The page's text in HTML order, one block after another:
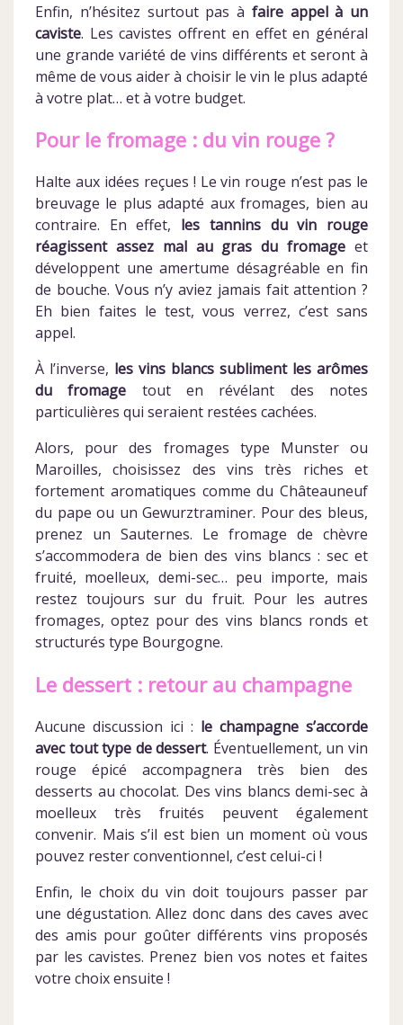
Enfin, n’hésitez surtout pas à faire appel à un
caviste. Les cavistes offrent en effet en général
une grande variété de vins différents et seront à
même de vous aider à choisir le vin le plus adapté
à votre plat… et à votre budget.
Pour le fromage : du vin rouge ?
Halte aux idées reçues ! Le vin rouge n’est pas le
breuvage le plus adapté aux fromages, bien au
contraire. En effet, les tannins du vin rouge
réagissent assez mal au gras du fromage et
développent une amertume désagréable en fin
de bouche. Vous n’y aviez jamais fait attention ?
Eh bien faites le test, vous verrez, c’est sans
appel.
À l’inverse, les vins blancs subliment les arômes
du fromage tout en révélant des notes
particulières qui seraient restées cachées.
Alors, pour des fromages type Munster ou
Maroilles, choisissez des vins très riches et
fortement aromatiques comme du Châteauneuf
du pape ou un Gewurztraminer. Pour des bleus,
prenez un Sauternes. Le fromage de chèvre
s’accommodera de bien des vins blancs : sec et
fruité, moelleux, demi-sec… peu importe, mais
restez toujours sur du fruit. Pour les autres
fromages, optez pour des vins blancs ronds et
structurés type Bourgogne.
Le dessert : retour au champagne
Aucune discussion ici : le champagne s’accorde
avec tout type de dessert. Éventuellement, un vin
rouge épicé accompagnera très bien des
desserts au chocolat. Des vins blancs demi-sec à
moelleux très fruités peuvent également
convenir. Mais s’il est bien un moment où vous
pouvez rester conventionnel, c’est celui-ci !
Enfin, le choix du vin doit toujours passer par
une dégustation. Allez donc dans des caves avec
des amis pour goûter différents vins proposés
par les cavistes. Prenez bien vos notes et faites
votre choix ensuite !